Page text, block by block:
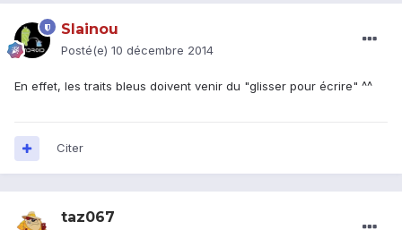
Slainou
Posté(e) 10 décembre 2014
En effet, les traits bleus doivent venir du "glisser pour écrire" ^^
Citer
taz067